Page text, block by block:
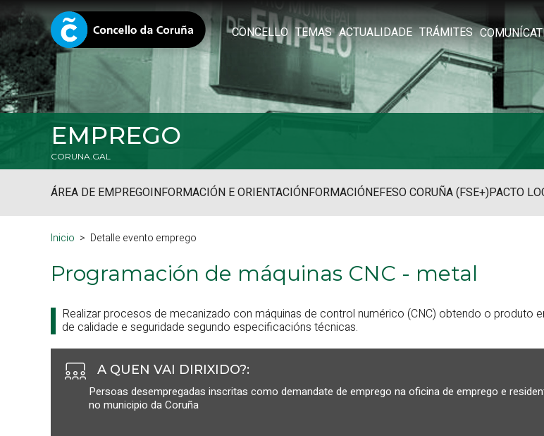
CONCELLO TEMAS ACTUALIDADE TRÁMITES
EMPREGO
CORUNA.GAL
ÁREA DE EMPREGOINFORMACIÓN E ORIENTACIÓNFORMACIÓNEFESO CORUÑA (FSE+)PACTO
Inicio Detalle evento emprego
Programación de máquinas CNC - metal
Realizar procesos de mecanizado con máquinas de control numérico (CNC) obtendo o produto
de calidade e seguridade segundo especificacións técnicas.
A QUEN VAI DIRIXIDO?:
Persoas desempregadas inscritas como demandate de emprego na oficina de emprego e
no municipio da Coruña